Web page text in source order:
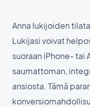
Anna lukijoiden
Lukijasi voivat
suoraan iPhone-
saumattoman,
ansiosta. Tämä